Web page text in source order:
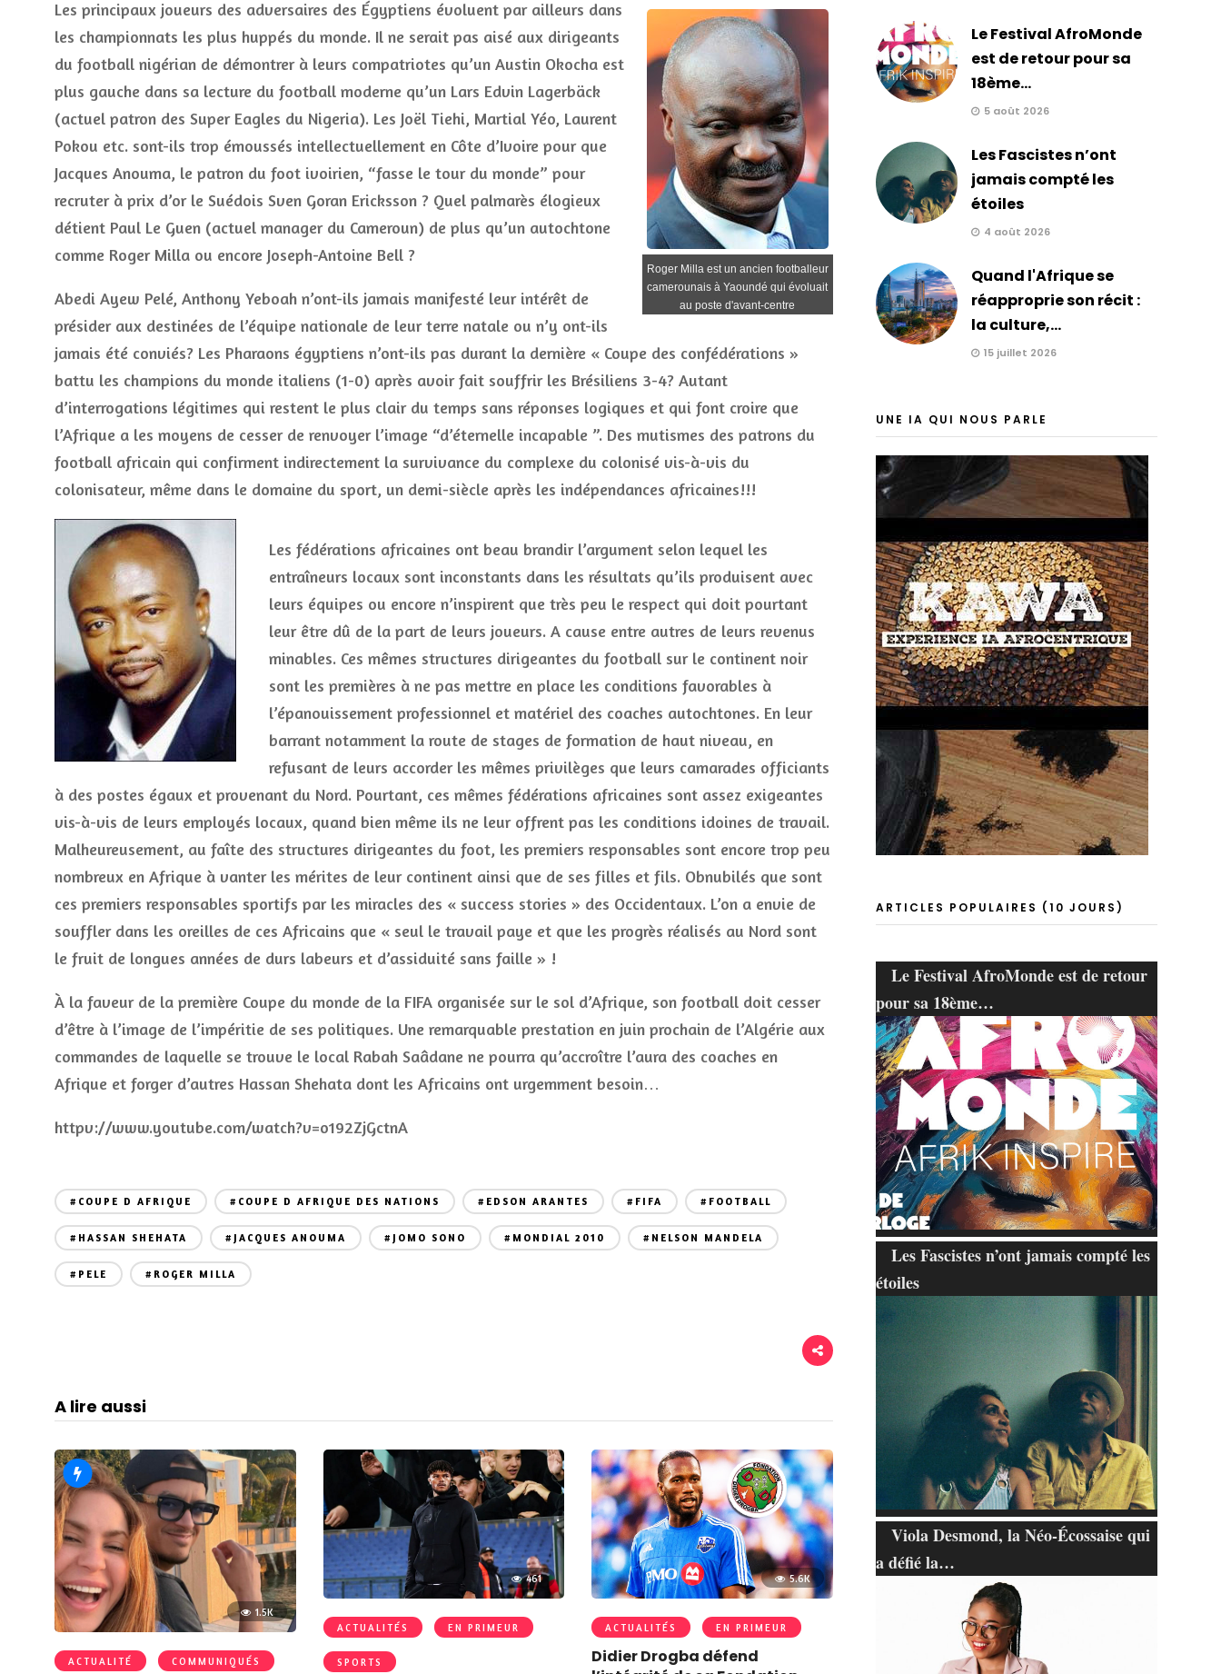
Roger Milla est un ancien footballeur
camerounais à Yaoundé qui évoluait
au poste d'avant-centre
Les principaux joueurs des adversaires des Égyptiens évoluent par ailleurs dans
les championnats les plus huppés du monde. Il ne serait pas aisé aux dirigeants
du football nigérian de démontrer à leurs compatriotes qu’un Austin Okocha est
plus gauche dans sa lecture du football moderne qu’un Lars Edvin Lagerbäck
(actuel patron des Super Eagles du Nigeria). Les Joël Tiehi, Martial Yéo, Laurent
Pokou etc. sont-ils trop émoussés intellectuellement en Côte d’Ivoire pour que
Jacques Anouma, le patron du foot ivoirien, “fasse le tour du monde” pour
recruter à prix d’or le Suédois Sven Goran Ericksson ? Quel palmarès élogieux
détient Paul Le Guen (actuel manager du Cameroun) de plus qu’un autochtone
comme Roger Milla ou encore Joseph-Antoine Bell ?
Abedi Ayew Pelé, Anthony Yeboah n’ont-ils jamais manifesté leur intérêt de
présider aux destinées de l’équipe nationale de leur terre natale ou n’y ont-ils
jamais été conviés? Les Pharaons égyptiens n’ont-ils pas durant la dernière « Coupe des confédérations »
battu les champions du monde italiens (1-0) après avoir fait souffrir les Brésiliens 3-4? Autant
d’interrogations légitimes qui restent le plus clair du temps sans réponses logiques et qui font croire que
l’Afrique a les moyens de cesser de renvoyer l’image “d’éternelle incapable ”. Des mutismes des patrons du
football africain qui confirment indirectement la survivance du complexe du colonisé vis-à-vis du
colonisateur, même dans le domaine du sport, un demi-siècle après les indépendances africaines!!!
Les fédérations africaines ont beau brandir l’argument selon lequel les
entraîneurs locaux sont inconstants dans les résultats qu’ils produisent avec
leurs équipes ou encore n’inspirent que très peu le respect qui doit pourtant
leur être dû de la part de leurs joueurs. A cause entre autres de leurs revenus
minables. Ces mêmes structures dirigeantes du football sur le continent noir
sont les premières à ne pas mettre en place les conditions favorables à
l’épanouissement professionnel et matériel des coaches autochtones. En leur
barrant notamment la route de stages de formation de haut niveau, en
refusant de leurs accorder les mêmes privilèges que leurs camarades officiants
à des postes égaux et provenant du Nord. Pourtant, ces mêmes fédérations africaines sont assez exigeantes
vis-à-vis de leurs employés locaux, quand bien même ils ne leur offrent pas les conditions idoines de travail.
Malheureusement, au faîte des structures dirigeantes du foot, les premiers responsables sont encore trop peu
nombreux en Afrique à vanter les mérites de leur continent ainsi que de ses filles et fils. Obnubilés que sont
ces premiers responsables sportifs par les miracles des « success stories » des Occidentaux. L’on a envie de
souffler dans les oreilles de ces Africains que « seul le travail paye et que les progrès réalisés au Nord sont
le fruit de longues années de durs labeurs et d’assiduité sans faille » !
À la faveur de la première Coupe du monde de la FIFA organisée sur le sol d’Afrique, son football doit cesser
d’être à l’image de l’impéritie de ses politiques. Une remarquable prestation en juin prochain de l’Algérie aux
commandes de laquelle se trouve le local Rabah Saâdane ne pourra qu’accroître l’aura des coaches en
Afrique et forger d’autres Hassan Shehata dont les Africains ont urgemment besoin…
httpv://www.youtube.com/watch?v=o192ZjGctnA
#COUPE D AFRIQUE #COUPE D AFRIQUE DES NATIONS #EDSON ARANTES #FIFA #FOOTBALL
#HASSAN SHEHATA #JACQUES ANOUMA #JOMO SONO #MONDIAL 2010 #NELSON MANDELA
#PELE #ROGER MILLA
A lire aussi
1.5K
ACTUALITÉ COMMUNIQUÉS
461
ACTUALITÉS EN PRIMEUR
SPORTS
5.6K
ACTUALITÉS EN PRIMEUR
Didier Drogba défend
Le Festival AfroMonde
est de retour pour sa
18ème...
5 août 2026
Les Fascistes n’ont
jamais compté les
étoiles
4 août 2026
Quand l'Afrique se
réapproprie son récit :
la culture,...
15 juillet 2026
UNE IA QUI NOUS PARLE
ARTICLES POPULAIRES (10 JOURS)
Le Festival AfroMonde est de retour
pour sa 18ème…
Les Fascistes n’ont jamais compté les
étoiles
Viola Desmond, la Néo-Écossaise qui
a défié la…